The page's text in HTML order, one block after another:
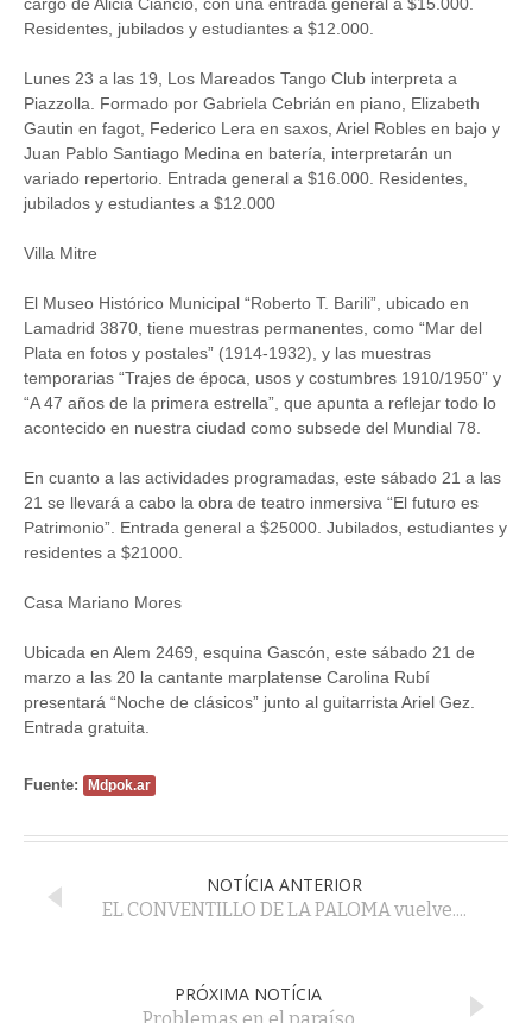
Residentes, jubilados y estudiantes a $12.000.
Lunes 23 a las 19, Los Mareados Tango Club interpreta a
Piazzolla. Formado por Gabriela Cebrián en piano, Elizabeth
Gautin en fagot, Federico Lera en saxos, Ariel Robles en bajo y
Juan Pablo Santiago Medina en batería, interpretarán un
variado repertorio. Entrada general a $16.000. Residentes,
jubilados y estudiantes a $12.000
Villa Mitre
El Museo Histórico Municipal “Roberto T. Barili”, ubicado en
Lamadrid 3870, tiene muestras permanentes, como “Mar del
Plata en fotos y postales” (1914-1932), y las muestras
temporarias “Trajes de época, usos y costumbres 1910/1950” y
“A 47 años de la primera estrella”, que apunta a reflejar todo lo
acontecido en nuestra ciudad como subsede del Mundial 78.
En cuanto a las actividades programadas, este sábado 21 a las
21 se llevará a cabo la obra de teatro inmersiva “El futuro es
Patrimonio”. Entrada general a $25000. Jubilados, estudiantes y
residentes a $21000.
Casa Mariano Mores
Ubicada en Alem 2469, esquina Gascón, este sábado 21 de
marzo a las 20 la cantante marplatense Carolina Rubí
presentará “Noche de clásicos” junto al guitarrista Ariel Gez.
Entrada gratuita.
Fuente: Mdpok.ar
NOTÍCIA ANTERIOR
EL CONVENTILLO DE LA PALOMA vuelve....
PRÓXIMA NOTÍCIA